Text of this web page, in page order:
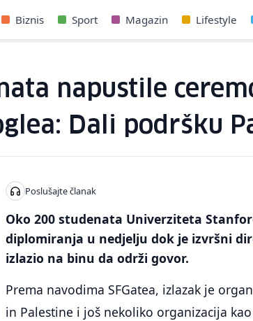
Biznis Sport Magazin Lifestyle
napustile
Dali podršku
Poslušajte članak
Oko 200 studenata Univerziteta
diplomiranja u nedjelju dok je izvršni
izlazio na binu da održi govor.
Prema navodima SFGatea, izlazak je
in Palestine i još nekoliko organizacija